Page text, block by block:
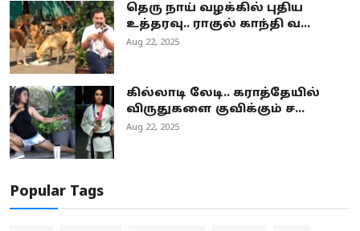
தெரு நாய் வழக்கில் புதிய
உத்தரவு.. ராகுல் காந்தி வ...
Aug 22, 2025
கில்லாடி லேடி.. கராத்தேயில்
விருதுகளை குவிக்கும் ச...
Aug 22, 2025
Popular Tags